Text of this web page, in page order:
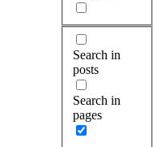
Search in
posts
Search in
pages